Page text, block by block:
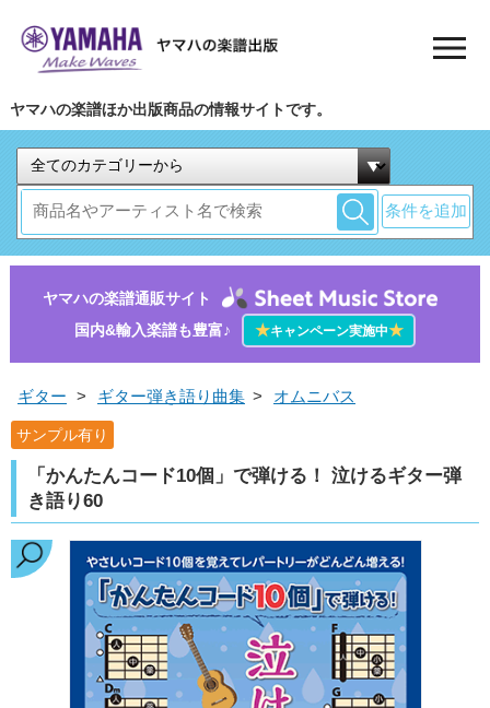
ヤマハの楽譜ほか出版商品の情報サイトです。
条件を追加
ヤマハの楽譜通販サイト
国内&輸入楽譜も豊富♪
★キャンペーン実施中★
ギター > ギター弾き語り曲集 > オムニバス
サンプル有り
「かんたんコード10個」で弾ける！ 泣けるギター弾
き語り60